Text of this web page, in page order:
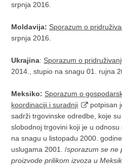
srpnja 2016.
Moldavija: Sporazum o
srpnja 2016.
Ukrajina: Sporazum o
2014., stupio na snagu 01. rujna
Meksiko: Sporazum o
koordinaciji i suradnji
potpisan
sadrži trgovinske odredbe, koje
slobodnoj trgovini koji je u
na snagu u listopadu 2000.
uslugama 2001. /sporazum se ne
proizvode prilikom izvoza u